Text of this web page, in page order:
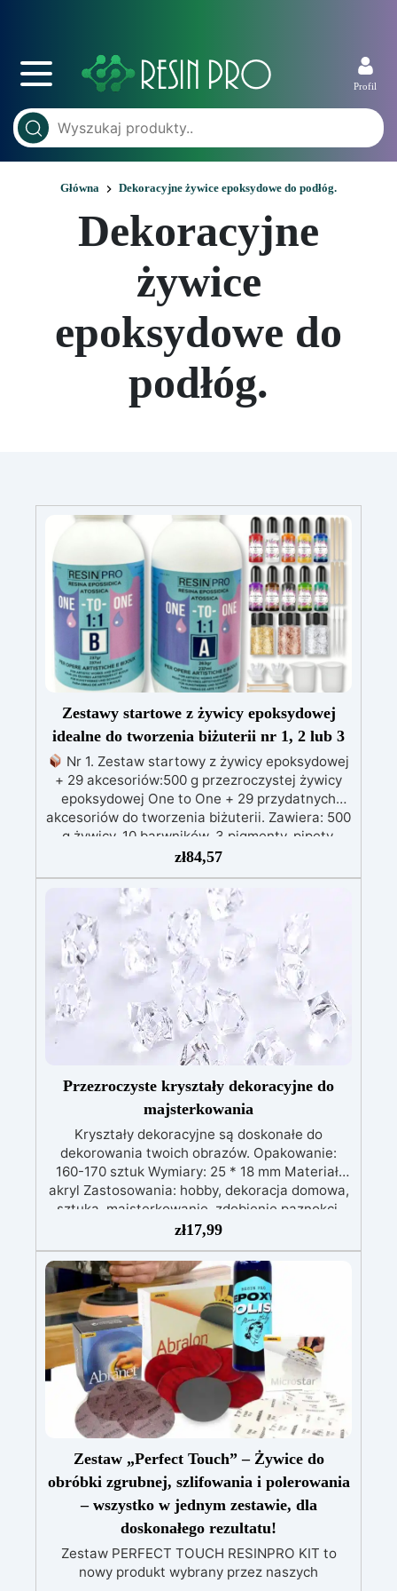
Profil
Główna Dekoracyjne żywice epoksydowe do podłóg.
Dekoracyjne
żywice
epoksydowe do
podłóg.
Zestawy startowe z żywicy epoksydowej
idealne do tworzenia biżuterii nr 1, 2 lub 3
Nr 1. Zestaw startowy z żywicy epoksydowej
+ 29 akcesoriów:500 g przezroczystej żywicy
epoksydowej One to One + 29 przydatnych
akcesoriów do tworzenia biżuterii. Zawiera: 500
g żywicy, 10 barwników, 3 pigmenty, pipety,
Nr 2. Zestaw startowy z żywicy epoksydowej
+ 100 akcesoriów:500 g przezroczystej żywicy
epoksydowej One to One + 100 przydatnych
akcesoriów do tworzenia biżuterii. Zawiera: 500
g żywicy, 12 dodatków dekoracyjnych, suszone
kwiaty, silikonową formę z literami, breloczki,
końcówki do miniwiertarki, ponad 100
elementów.
zł84,57
Przezroczyste kryształy dekoracyjne do
majsterkowania
Kryształy dekoracyjne są doskonałe do
dekorowania twoich obrazów. Opakowanie:
160-170 sztuk Wymiary: 25 * 18 mm Materiał:
akryl Zastosowania: hobby, dekoracja domowa,
sztuka, majsterkowanie, zdobienie paznokci.
Sposób użycia: umieść na podłożu, tworząc
dowolny wzór, a następnie wlej na nie żywicę.
Poczekaj, aż żywica stężeje. Można kolorować
dowolnym barwnikiem.
zł17,99
Zestaw „Perfect Touch” – Żywice do
obróbki zgrubnej, szlifowania i polerowania
– wszystko w jednym zestawie, dla
doskonałego rezultatu!
Zestaw PERFECT TOUCH RESINPRO KIT to
nowy produkt wybrany przez naszych